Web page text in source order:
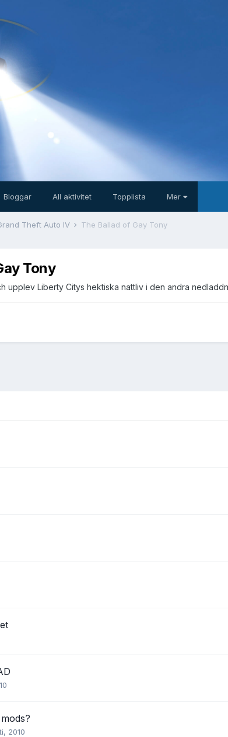
Bloggar All aktivitet Topplista Mer
Theft Auto IV The Ballad of Gay Tony
Tony
upplev Liberty Citys hektiska nattliv i den andra
2010